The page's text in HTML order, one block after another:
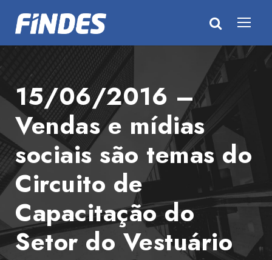
15/06/2016 –
Vendas e mídias
sociais são temas do
Circuito de
Capacitação do
Setor do Vestuário